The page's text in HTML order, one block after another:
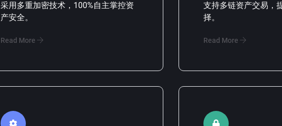
采用多重加密技术，100%自主掌控资
产安全。
Read More
支持多链资产交易，
择。
Read More